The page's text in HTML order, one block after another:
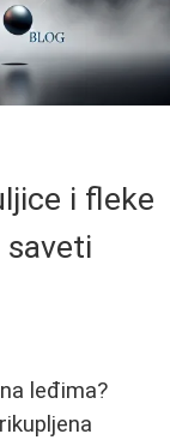
i fleke
saveti
leđima?